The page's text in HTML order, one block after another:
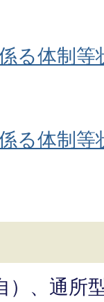
る体制
る体制
）、通所